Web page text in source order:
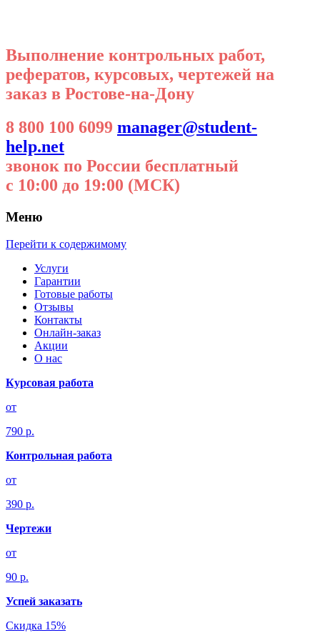
Выполнение контрольных работ,
рефератов, курсовых, чертежей на
заказ в Ростове-на-Дону
8 800 100 6099 manager@student-
help.net
звонок по России бесплатный
с 10:00 до 19:00 (МСК)
Меню
Перейти к содержимому
Услуги
Гарантии
Готовые работы
Отзывы
Контакты
Онлайн-заказ
Акции
О нас
Курсовая работа
от
790 р.
Контрольная работа
от
390 р.
Чертежи
от
90 р.
Успей заказать
Скидка 15%